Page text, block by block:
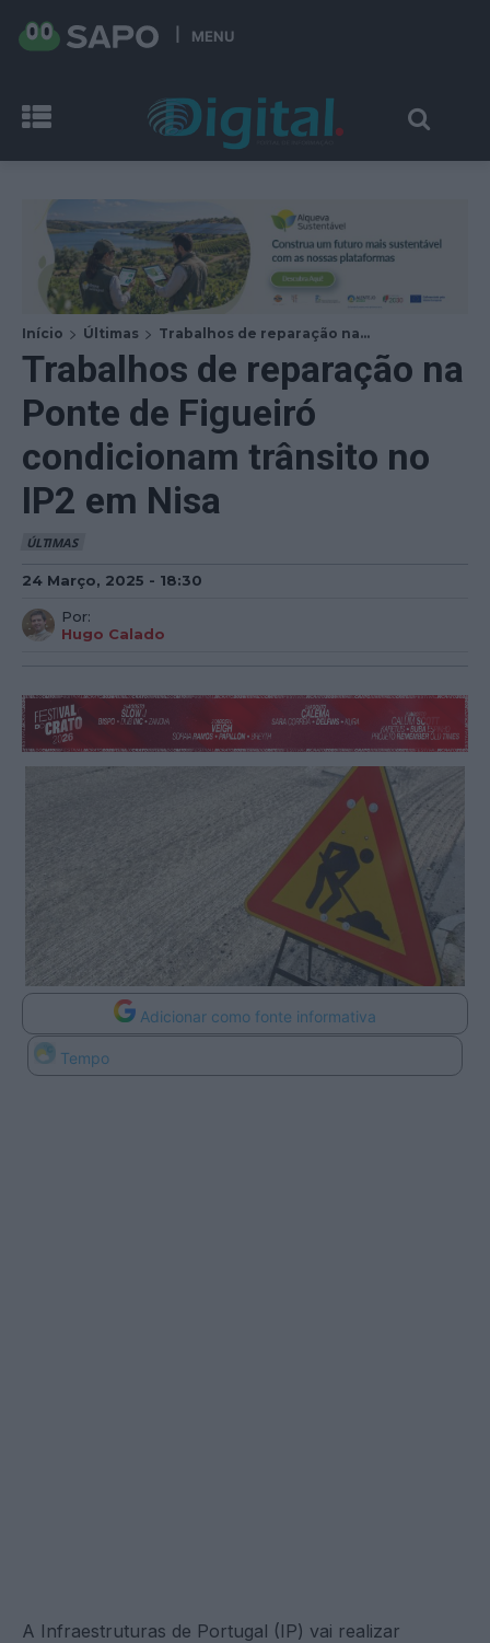
MENU
Início Últimas Trabalhos de reparação na...
Trabalhos de reparação na
Ponte de Figueiró
condicionam trânsito no
IP2 em Nisa
ÚLTIMAS
24 Março, 2025 - 18:30
Por:
Hugo Calado
Adicionar como fonte informativa
Tempo
A Infraestruturas de Portugal (IP) vai realizar